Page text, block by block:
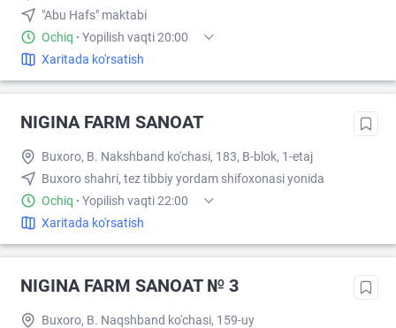
"Abu Hafs" maktabi
Ochiq · Yopilish vaqti 20:00
Xaritada ko'rsatish
NIGINA FARM SANOAT
Buxoro, B. Nakshband ko'chasi, 183, B-blok, 1-etaj
Buxoro shahri, tez tibbiy yordam shifoxonasi yonida
Ochiq · Yopilish vaqti 22:00
Xaritada ko'rsatish
NIGINA FARM SANOAT № 3
Buxoro, B. Naqshband ko'chasi, 159-uy